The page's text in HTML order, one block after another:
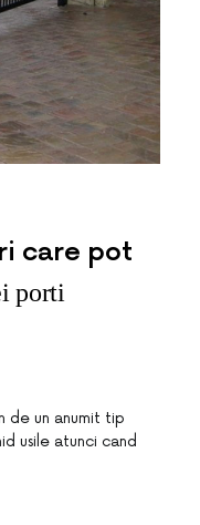
care pot
porti
de un anumit tip
usile atunci cand